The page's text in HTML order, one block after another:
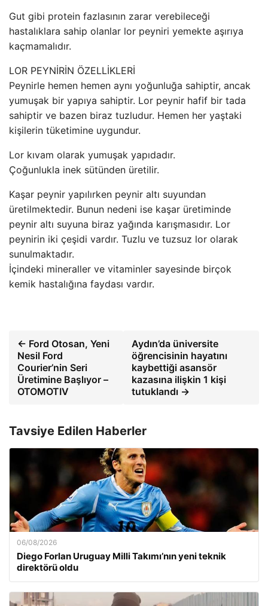
Gut gibi protein fazlasının zarar verebileceği
hastalıklara sahip olanlar lor peyniri yemekte aşırıya
kaçmamalıdır.
LOR PEYNİRİN ÖZELLİKLERİ
Peynirle hemen hemen aynı yoğunluğa sahiptir, ancak
yumuşak bir yapıya sahiptir. Lor peynir hafif bir tada
sahiptir ve bazen biraz tuzludur. Hemen her yaştaki
kişilerin tüketimine uygundur.
Lor kıvam olarak yumuşak yapıdadır.
Çoğunlukla inek sütünden üretilir.
Kaşar peynir yapılırken peynir altı suyundan
üretilmektedir. Bunun nedeni ise kaşar üretiminde
peynir altı suyuna biraz yağında karışmasıdır. Lor
peynirin iki çeşidi vardır. Tuzlu ve tuzsuz lor olarak
sunulmaktadır.
İçindeki mineraller ve vitaminler sayesinde birçok
kemik hastalığına faydası vardır.
← Ford Otosan, Yeni
Nesil Ford
Courier’nin Seri
Üretimine Başlıyor –
OTOMOTIV
Aydın’da üniversite
öğrencisinin hayatını
kaybettiği asansör
kazasına ilişkin 1 kişi
tutuklandı →
Tavsiye Edilen Haberler
06/08/2026
Diego Forlan Uruguay Milli Takımı’nın yeni teknik
direktörü oldu